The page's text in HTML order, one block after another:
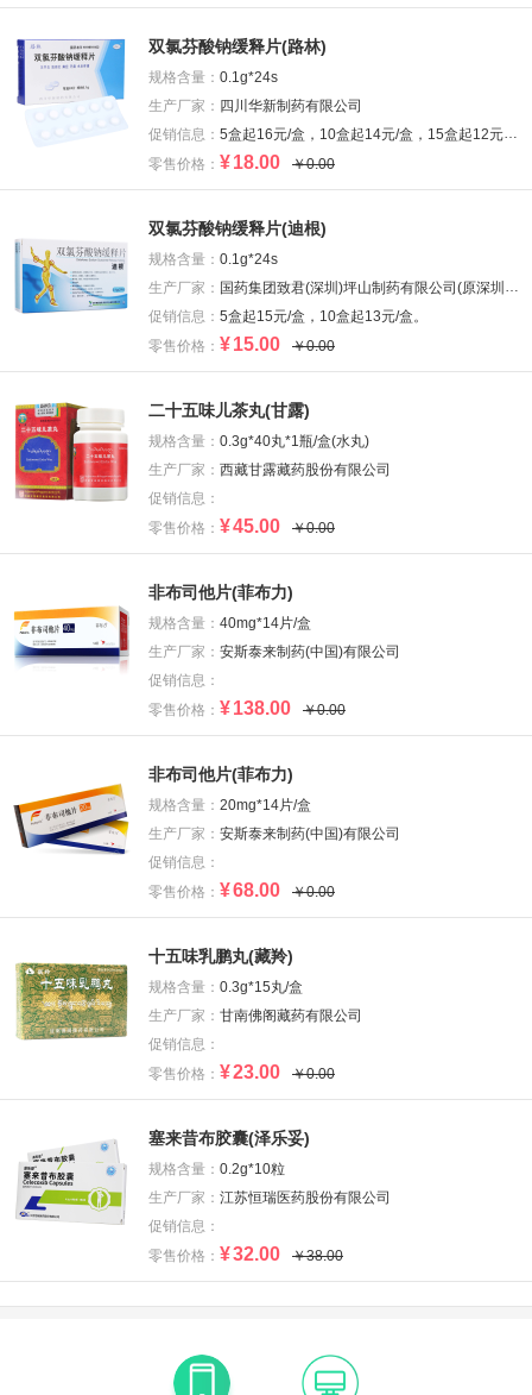
双氯芬酸钠缓释片(路林)
规格含量： 0.1g*24s
生产厂家： 四川华新制药有限公司
促销信息： 5盒起16元/盒，10盒起14元/盒，15盒起12元/盒。
零售价格： ¥18.00 ￥0.00
双氯芬酸钠缓释片(迪根)
规格含量： 0.1g*24s
生产厂家： 国药集团致君(深圳)坪山制药有限公司(原深圳致君制药有限公司)
促销信息： 5盒起15元/盒，10盒起13元/盒。
零售价格： ¥15.00 ￥0.00
二十五味儿茶丸(甘露)
规格含量： 0.3g*40丸*1瓶/盒(水丸)
生产厂家： 西藏甘露藏药股份有限公司
促销信息：
零售价格： ¥45.00 ￥0.00
非布司他片(菲布力)
规格含量： 40mg*14片/盒
生产厂家： 安斯泰来制药(中国)有限公司
促销信息：
零售价格： ¥138.00 ￥0.00
非布司他片(菲布力)
规格含量： 20mg*14片/盒
生产厂家： 安斯泰来制药(中国)有限公司
促销信息：
零售价格： ¥68.00 ￥0.00
十五味乳鹏丸(藏羚)
规格含量： 0.3g*15丸/盒
生产厂家： 甘南佛阁藏药有限公司
促销信息：
零售价格： ¥23.00 ￥0.00
塞来昔布胶囊(泽乐妥)
规格含量： 0.2g*10粒
生产厂家： 江苏恒瑞医药股份有限公司
促销信息：
零售价格： ¥32.00 ￥38.00